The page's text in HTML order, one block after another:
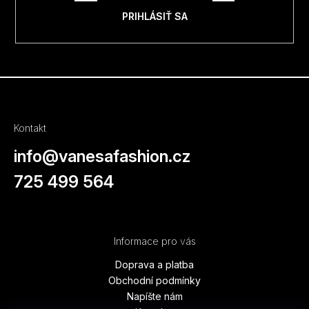
p
v
y
i
PRIHLÁSIŤ SA
Kontakt
info@vanesafashion.cz
725 499 564
Informace pro vás
Doprava a platba
Obchodní podmínky
Napíšte nám